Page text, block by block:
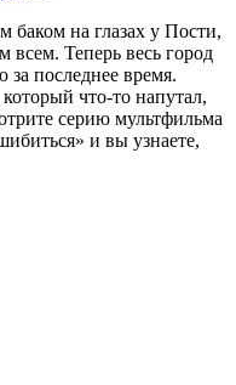
на глазах у Пости,
всем. Теперь весь город
последнее время.
что-то напутал,
серию мультфильма
и вы узнаете,